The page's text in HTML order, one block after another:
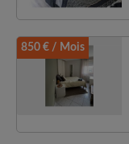
850 € / Mois